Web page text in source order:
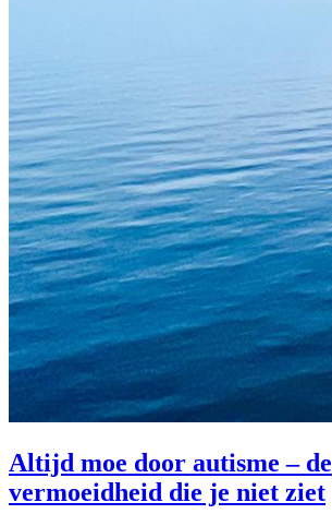
Altijd moe door autisme – de
vermoeidheid die je niet ziet